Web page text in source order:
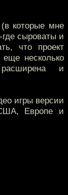
которые мне
где сыроваты и
что проект
несколько
и
игры версии
Европе и